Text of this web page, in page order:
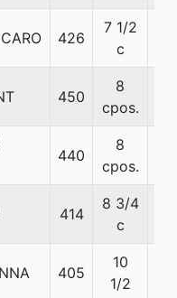
426
7 1/2
c
450
8
cpos.
440
8
cpos.
414
8 3/4
c
405
10
1/2